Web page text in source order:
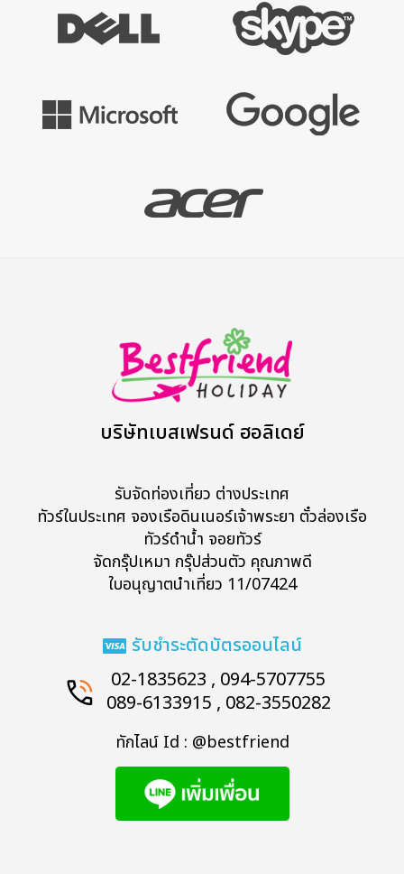
บริษัทเบสเฟรนด์ ฮอลิเดย์
รับจัดท่องเที่ยว ต่างประเทศ
ทัวร์ในประเทศ จองเรือดินเนอร์เจ้าพระยา ตั๋วล่องเรือ
ทัวร์ดำน้ำ จอยทัวร์
จัดกรุ๊ปเหมา กรุ๊ปส่วนตัว คุณภาพดี
ใบอนุญาตนำเที่ยว 11/07424
รับชำระตัดบัตรออนไลน์
02-1835623 , 094-5707755
089-6133915 , 082-3550282
ทักไลน์ Id : @bestfriend